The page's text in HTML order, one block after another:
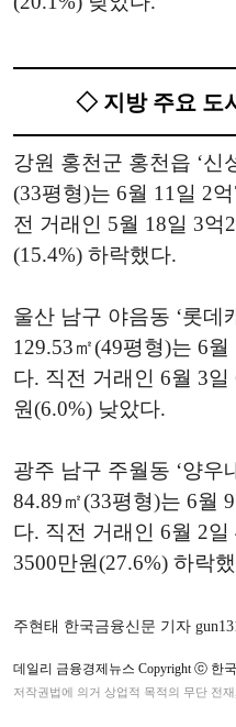
◇ 지방 주요 도
강원 홍천군 홍천읍 ‘신
(33평형)는 6월 11일 2
전 거래인 5월 18일 3억
(15.4%) 하락했다.
울산 남구 야음동 ‘롯데
129.53㎡(49평형)는 6
다. 직전 거래인 6월 3
원(6.0%) 낮았다.
광주 남구 주월동 ‘양우
84.89㎡(33평형)는 6월
다. 직전 거래인 6월 2일
3500만원(27.6%) 하락
주현태 한국금융신문 기자
데일리 금융경제뉴스 Copyright ⓒ 한
저작권법에 의거 상업적 목적의 무단 전